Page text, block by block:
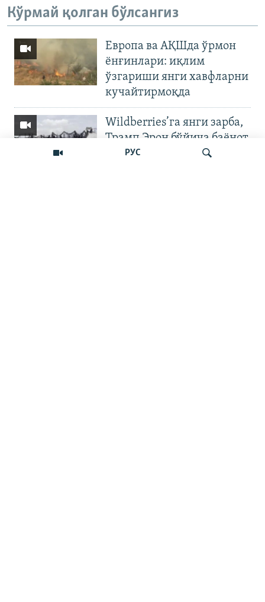
РУС
Кўрмай қолган бўлсангиз
Европа ва АҚШда ўрмон
ёнғинлари: иқлим
ўзгариши янги хавфларни
кучайтирмоқда
Wildberries’га янги зарба,
Трамп Эрон бўйича баёнот
қилди